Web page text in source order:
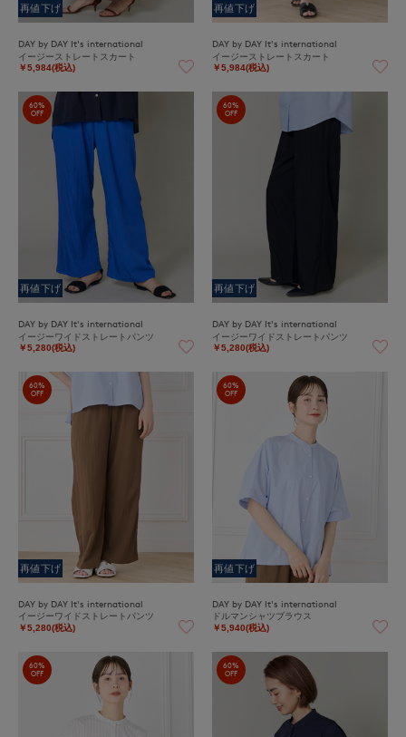
再値下げ
DAY by DAY It's international
イージーストレートスカート
￥5,984(税込)
再値下げ
DAY by DAY It's international
イージーストレートスカート
￥5,984(税込)
60%
OFF
再値下げ
DAY by DAY It's international
イージーワイドストレートパンツ
￥5,280(税込)
60%
OFF
再値下げ
DAY by DAY It's international
イージーワイドストレートパンツ
￥5,280(税込)
60%
OFF
再値下げ
DAY by DAY It's international
イージーワイドストレートパンツ
￥5,280(税込)
60%
OFF
再値下げ
DAY by DAY It's international
ドルマンシャツブラウス
￥5,940(税込)
60%
OFF
60%
OFF